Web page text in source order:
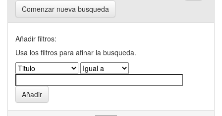
Comenzar nueva busqueda
Añadir filtros:
Usa los filtros para afinar la busqueda.